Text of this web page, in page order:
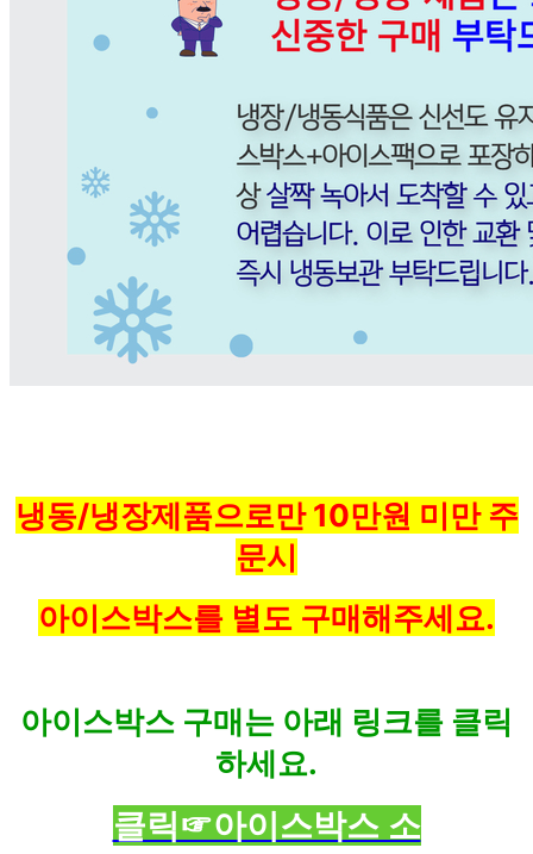
냉동/냉장제품으로만 10만원 미만 주
문시
아이스박스를 별도 구매해주세요.
아이스박스 구매는 아래 링크를 클릭
하세요.
클릭☞아이스박스 소